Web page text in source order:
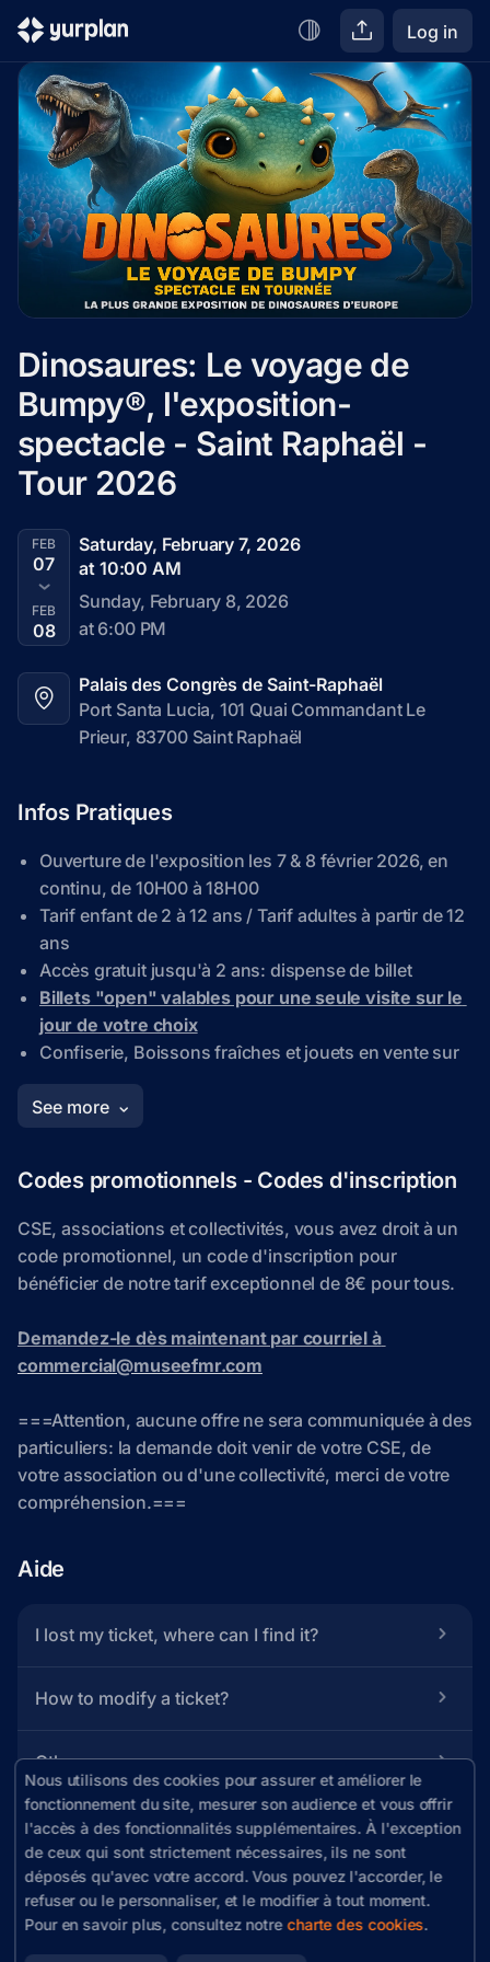
Log in
Dinosaures: Le voyage de
Bumpy®, l'exposition-
spectacle - Saint Raphaël -
Tour 2026
FEB
07
FEB
08
Saturday, February 7, 2026
at 10:00 AM
Sunday, February 8, 2026
at 6:00 PM
Palais des Congrès de Saint-Raphaël
Port Santa Lucia, 101 Quai Commandant Le
Prieur, 83700 Saint Raphaël
Infos Pratiques
Codes promotionnels - Codes d'inscription
Aide
I lost my ticket, where can I find it?
How to modify a ticket?
Others
Ticketing powered by Yurplan
Terms of use - Ticketing terms - Consent platform
Nous utilisons des cookies pour assurer et améliorer le
fonctionnement du site, mesurer son audience et vous offrir
l'accès à des fonctionnalités supplémentaires. À l'exception
de ceux qui sont strictement nécessaires, ils ne sont
déposés qu'avec votre accord. Vous pouvez l'accorder, le
refuser ou le personnaliser, et le modifier à tout moment.
Pour en savoir plus, consultez notrecharte des cookies.